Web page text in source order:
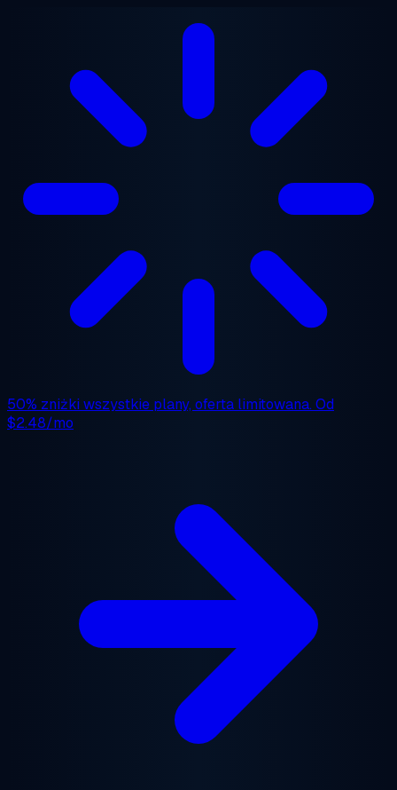
50% zniżki wszystkie plany, oferta limitowana. Od
$2.48/mo